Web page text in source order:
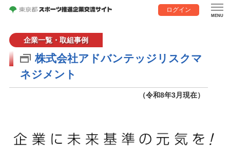
ログイン
企業一覧・取組事例
株式会社アドバンテッジリスクマ
ネジメント
（令和8年3月現在）